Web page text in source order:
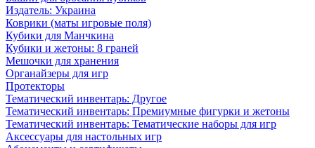
Издатель: Украина
Коврики (маты игровые поля)
Кубики для Манчкина
Кубики и жетоны: 8 граней
Мешочки для хранения
Органайзеры для игр
Протекторы
Тематический инвентарь: Другое
Тематический инвентарь: Премиумные фигурки и жетоны
Тематический инвентарь: Тематические наборы для игр
Аксессуары для настольных игр